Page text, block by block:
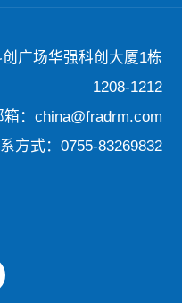
广场华强科创大厦1栋
1208-1212
箱：china@fradrm.com
方式：0755-83269832